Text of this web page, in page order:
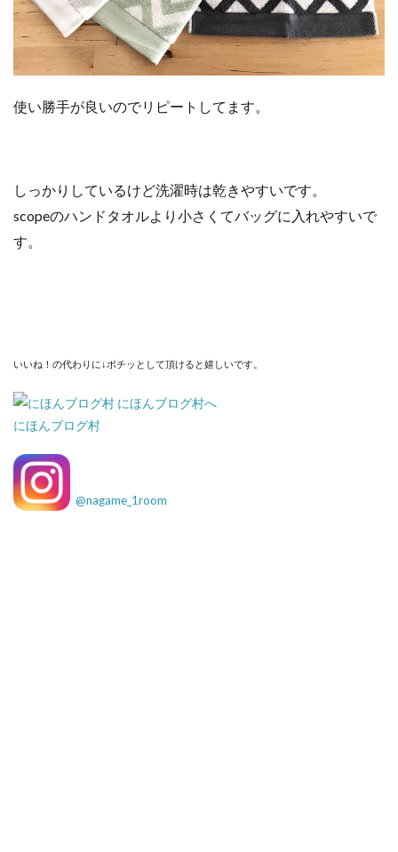
使い勝手が良いのでリピートしてます。
しっかりしているけど洗濯時は乾きやすいです。
scopeのハンドタオルより小さくてバッグに入れやすいで
す。
いいね！の代わりに↓ポチッとして頂けると嬉しいです。
にほんブログ村
@nagame_1room